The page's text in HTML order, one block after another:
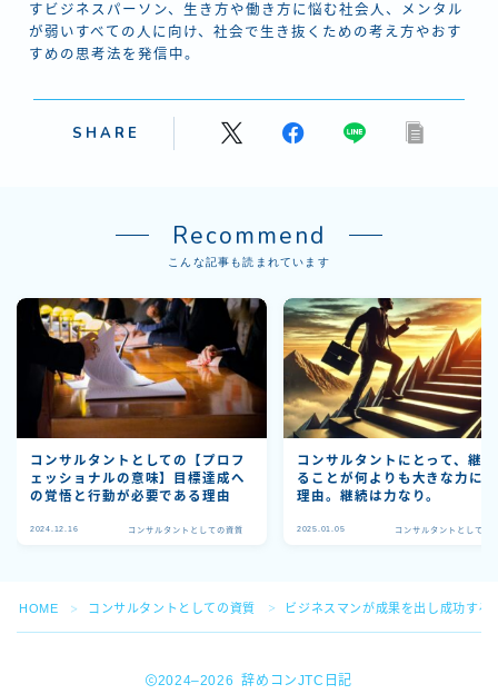
すビジネスパーソン、生き方や働き方に悩む社会人、メンタル
が弱いすべての人に向け、社会で生き抜くための考え方やおす
すめの思考法を発信中。
SHARE
Recommend
こんな記事も読まれています
コンサルタントとしての【プロフ
ェッショナルの意味】目標達成へ
の覚悟と行動が必要である理由
2024.12.16 コンサルタントとしての資質
コンサルタントにとって、継
ることが何よりも大きな力に
理由。継続は力なり。
2025.01.05 コンサルタントとしての
HOME ＞ コンサルタントとしての資質 ＞ ビジネスマンが成果を出し成功す
2024–2026 辞めコンJTC日記